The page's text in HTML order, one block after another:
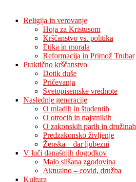
Religija in verovanje
Hoja za Kristusom
Krščanstvo vs. politika
Etika in morala
Reformacija in Primož Trubar
Praktično krščanstvo
Dotik duše
Pričevanja
Svetopisemske vrednote
Naslednje generacije
O mladih in študentih
O otrocih in najstnikih
O zakonskih parih in družinah
Predzakonsko življenje
Ženska – dar ljubezni
V luči današnjih dogodkov
Malo slišana zgodovina
Aktualno – covid, družba
Kultura